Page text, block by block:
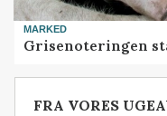
MARKED
Grisenoteringen
FRA VORES